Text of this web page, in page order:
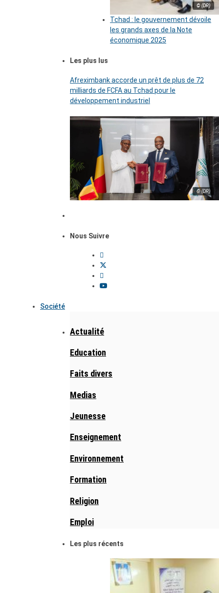
© (DR)
Tchad : le gouvernement dévoile
les grands axes de la Note
économique 2025
Les plus lus
Afreximbank accorde un prêt de plus de 72
milliards de FCFA au Tchad pour le
développement industriel
© (DR)
Nous Suivre
Société
Actualité
Education
Faits divers
Medias
Jeunesse
Enseignement
Environnement
Formation
Religion
Emploi
Les plus récents